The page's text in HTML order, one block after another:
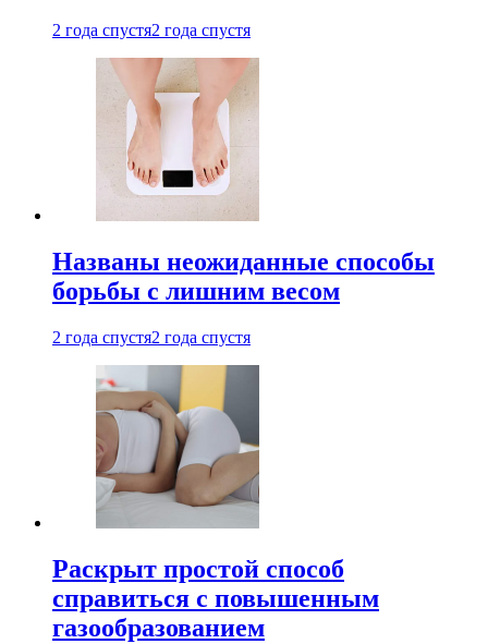
2 года спустя2 года спустя
Названы неожиданные способы
борьбы с лишним весом
2 года спустя2 года спустя
Раскрыт простой способ
справиться с повышенным
газообразованием